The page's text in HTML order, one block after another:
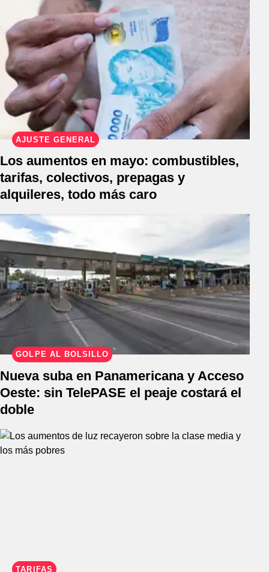
AJUSTE GENERAL
Los aumentos en mayo: combustibles,
tarifas, colectivos, prepagas y
alquileres, todo más caro
GOLPE AL BOLSILLO
Nueva suba en Panamericana y Acceso
Oeste: sin TelePASE el peaje costará el
doble
TARIFAS